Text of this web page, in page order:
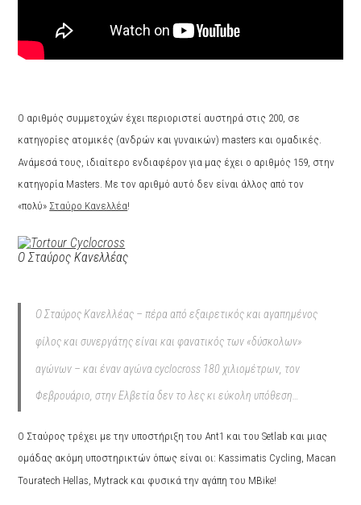
Ο αριθμός συμμετοχών έχει περιοριστεί αυστηρά στις 200, σε
κατηγορίες ατομικές (ανδρών και γυναικών) masters και ομαδικές.
Ανάμεσά τους, ιδιαίτερο ενδιαφέρον για μας έχει ο αριθμός 159, στην
κατηγορία Masters. Με τον αριθμό αυτό δεν είναι άλλος από τον
«πολύ» Σταύρο Κανελλέα!
O Σταύρος Κανελλέας
Ο Σταύρος Κανελλέας – πέρα από εξαιρετικός και αγαπημένος
φίλος και συνεργάτης είναι και φανατικός των «δύσκολων»
αγώνων – και έναν αγώναcyclocross 180 χιλιομέτρων, τον
Φεβρουάριο, στην Ελβετία δεν το λες κι εύκολη υπόθεση…
Ο Σταύρος τρέχει με την υποστήριξη του Ant1 και τουSetlab και μιας
ομάδας ακόμη υποστηρικτών όπως είναι οι: Κassimatis Cycling, Macan
Touratech Hellas, Mytrack και φυσικά την αγάπη του MBike!